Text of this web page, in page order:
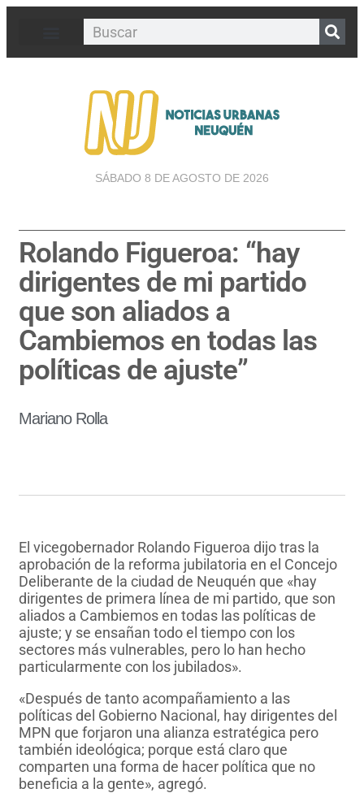
SÁBADO 8 DE AGOSTO DE 2026
Rolando Figueroa: “hay
dirigentes de mi partido
que son aliados a
Cambiemos en todas las
políticas de ajuste”
Mariano Rolla
El vicegobernador Rolando Figueroa dijo tras la
aprobación de la reforma jubilatoria en el Concejo
Deliberante de la ciudad de Neuquén que «hay
dirigentes de primera línea de mi partido, que son
aliados a Cambiemos en todas las políticas de
ajuste; y se ensañan todo el tiempo con los
sectores más vulnerables, pero lo han hecho
particularmente con los jubilados».
«Después de tanto acompañamiento a las
políticas del Gobierno Nacional, hay dirigentes del
MPN que forjaron una alianza estratégica pero
también ideológica; porque está claro que
comparten una forma de hacer política que no
beneficia a la gente», agregó.